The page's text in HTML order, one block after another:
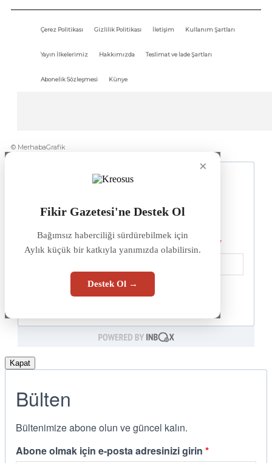
Çerez Politikası Gizlilik Politikası İletişim Kullanım Şartları
Yayın İlkelerimiz Hakkımızda Teslimat ve İade Şartları
Abonelik Sözleşmesi Künye
© MerhabaGrafik
×
Fikir Gazetesi'ne Destek Ol
Bağımsız haberciliği sürdürebilmek için
Aylık küçük bir katkıyla yanımızda olabilirsin.
Destek Ol →
Kapat